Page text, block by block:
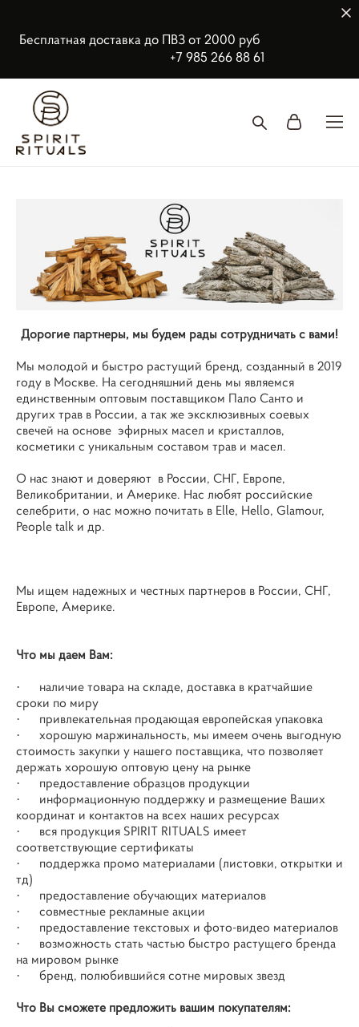
Бесплатная доставка до ПВЗ от 2000 руб
+7 985 266 88 61
Дорогие партнеры, мы будем рады сотрудничать с вами!
Мы молодой и быстро растущий бренд, созданный в 2019
году в Москве. На сегодняшний день мы являемся
единственным оптовым поставщиком Пало Санто и
других трав в России, а так же эксклюзивных соевых
свечей на основе эфирных масел и кристаллов,
косметики с уникальным составом трав и масел.
О нас знают и доверяют в России, СНГ, Европе,
Великобритании, и Америке. Нас любят российские
селебрити, о нас можно почитать в Elle, Hello, Glamour,
People talk и др.
Мы ищем надежных и честных партнеров в России, СНГ,
Европе, Америке.
Что мы даем Вам:
· наличие товара на складе, доставка в кратчайшие
сроки по миру
· привлекательная продающая европейская упаковка
· хорошую маржинальность, мы имеем очень выгодную
стоимость закупки у нашего поставщика, что позволяет
держать хорошую оптовую цену на рынке
· предоставление образцов продукции
· информационную поддержку и размещение Ваших
координат и контактов на всех наших ресурсах
· вся продукция SPIRIT RITUALS имеет
соответствующие сертификаты
· поддержка промо материалами (листовки, открытки и
тд)
· предоставление обучающих материалов
· совместные рекламные акции
· предоставление текстовых и фото-видео материалов
· возможность стать частью быстро растущего бренда
на мировом рынке
· бренд, полюбившийся сотне мировых звезд
Что Вы сможете предложить вашим покупателям: